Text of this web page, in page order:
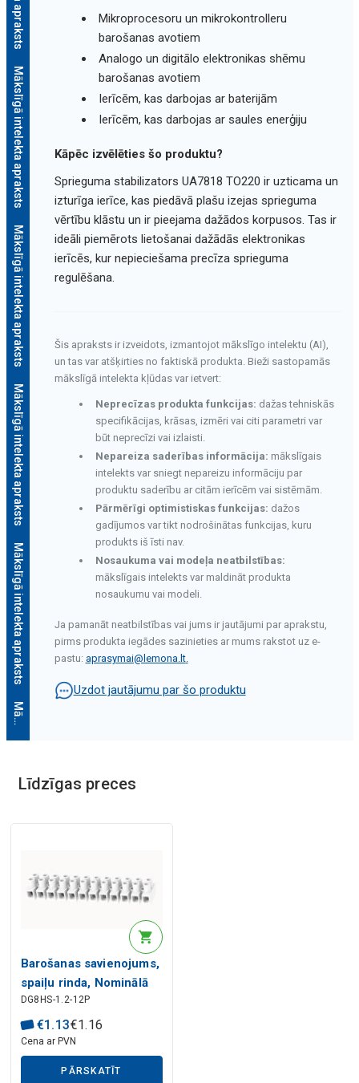
Mākslīgā intelekta apraksts
Mākslīgā intelekta apraksts
Mākslīgā intelekta apraksts
Mākslīgā intelekta apraksts
M
ā
k
s
l
ī
g
ā
i
n
t
e
l
e
k
t
a
a
p
r
a
k
s
t
s
Mikroprocesoru un mikrokontrolleru
barošanas avotiem
Analogo un digitālo elektronikas shēmu
barošanas avotiem
Ierīcēm, kas darbojas ar baterijām
Ierīcēm, kas darbojas ar saules enerģiju
Kāpēc izvēlēties šo produktu?
Sprieguma stabilizators UA7818 TO220 ir uzticama un
izturīga ierīce, kas piedāvā plašu izejas sprieguma
vērtību klāstu un ir pieejama dažādos korpusos. Tas ir
ideāli piemērots lietošanai dažādās elektronikas
ierīcēs, kur nepieciešama precīza sprieguma
regulēšana.
Šis apraksts ir izveidots, izmantojot mākslīgo intelektu (AI),
un tas var atšķirties no faktiskā produkta. Bieži sastopamās
mākslīgā intelekta kļūdas var ietvert:
Neprecīzas produkta funkcijas: dažas tehniskās
specifikācijas, krāsas, izmēri vai citi parametri var
būt neprecīzi vai izlaisti.
Nepareiza saderības informācija: mākslīgais
intelekts var sniegt nepareizu informāciju par
produktu saderību ar citām ierīcēm vai sistēmām.
Pārmērīgi optimistiskas funkcijas: dažos
gadījumos var tikt nodrošinātas funkcijas, kuru
produkts iš īsti nav.
Nosaukuma vai modeļa neatbilstības:
mākslīgais intelekts var maldināt produkta
nosaukumu vai modeli.
Ja pamanāt neatbilstības vai jums ir jautājumi par aprakstu,
pirms produkta iegādes sazinieties ar mums rakstot uz e-
pastu: aprasymai@lemona.lt.
Uzdot jautājumu par šo produktu
Līdzīgas preces
Barošanas savienojums,
spaiļu rinda, Nominālā
strāva: 32 A. Nominālais
spriegums (III/2): 450 V,
solis: 8,2 mm, Krāsa:
dabiska, Kontaktvirsma:
DG8HS-1.2-12P
€1 .13€1.16
Cena ar PVN
PĀRSKATĪT